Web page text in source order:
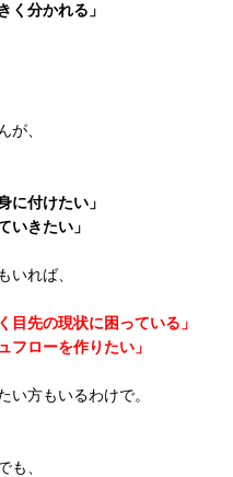
く分かれる」
が、
に付けたい」
いきたい」
いれば、
目先の現状に困っている」
フローを作りたい」
い方もいるわけで。
も、